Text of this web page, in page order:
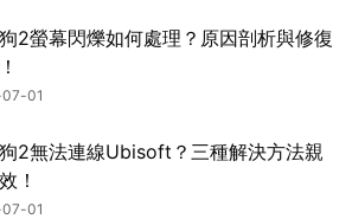
2螢幕閃爍如何處理？原因剖析與修復
01
2無法連線Ubisoft？三種解決方法親
！
01